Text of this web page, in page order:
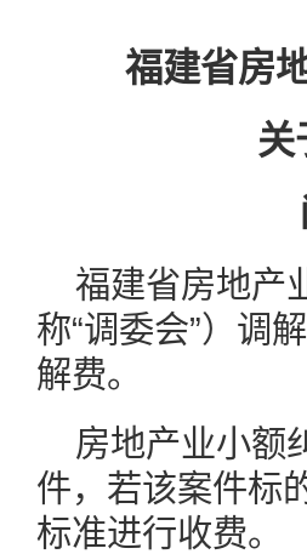
福建省房
关
福建省房地产
称“调委会”）调
解费。
房地产业小额
件，若该案件标
标准进行收费。